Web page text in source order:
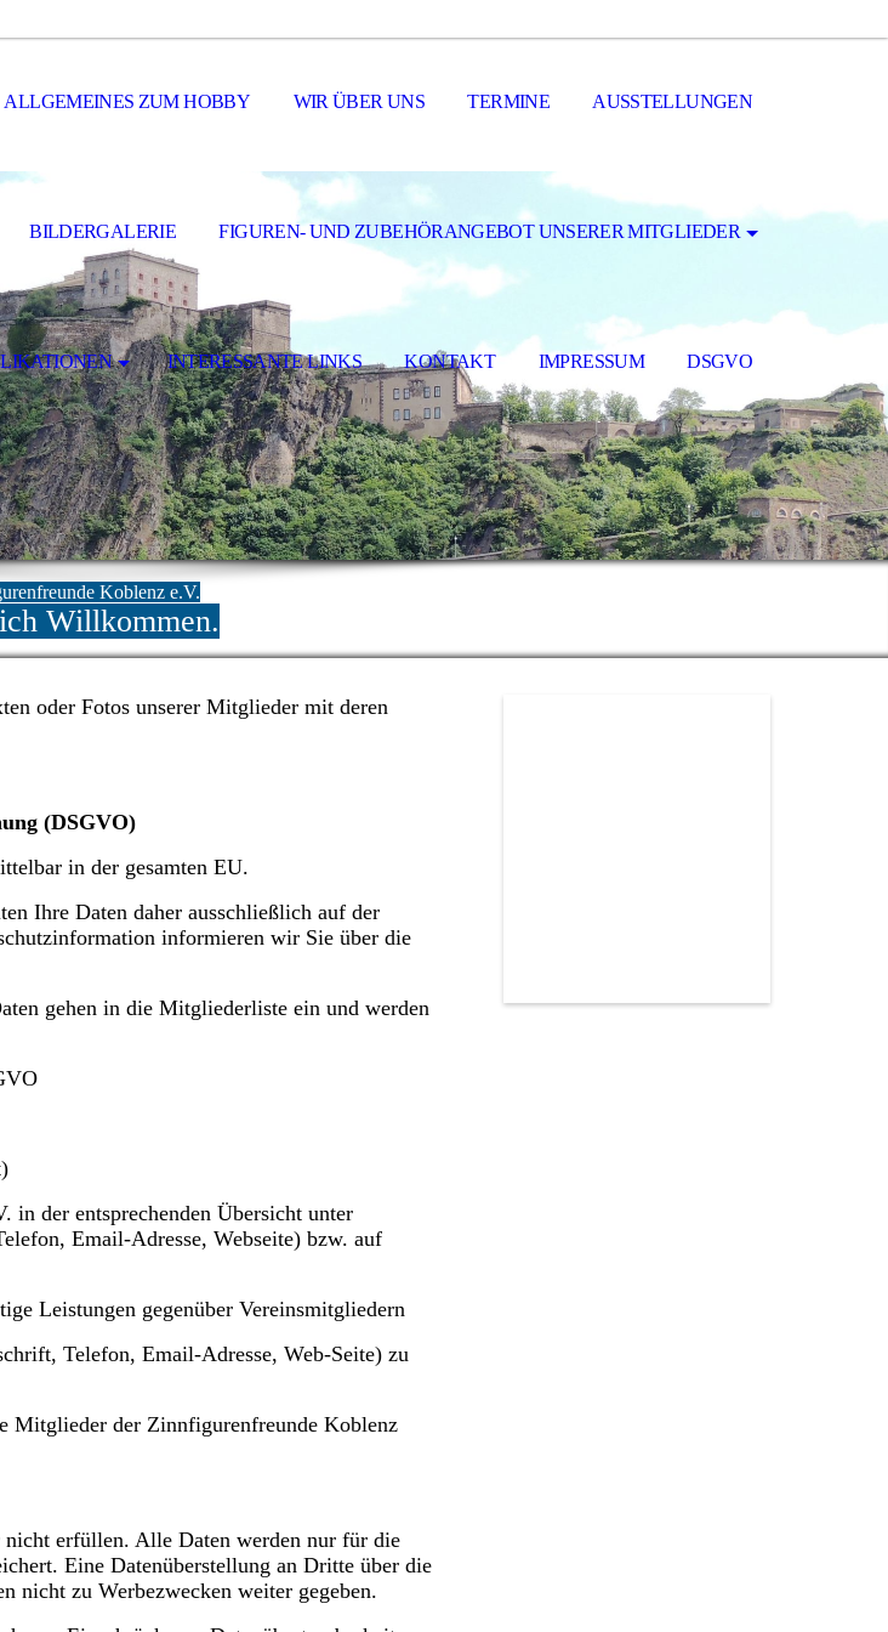
ALLGEMEINES ZUM HOBBY WIR ÜBER UNS TERMINE AUSSTELLUNGEN
BILDERGALERIE FIGUREN- UND ZUBEHÖRANGEBOT UNSERER MITGLIEDER
INTERESSANTE LINKS KONTAKT IMPRESSUM DSGVO
Koblenz e.V.
Willkommen.
oder Fotos unserer Mitglieder mit deren
(DSGVO)
in der gesamten EU.
Ihre Daten daher ausschließlich auf der
informieren wir Sie über die
gehen in die Mitgliederliste ein und werden
in der entsprechenden Übersicht unter
Email-Adresse, Webseite) bzw. auf
Leistungen gegenüber Vereinsmitgliedern
Telefon, Email-Adresse, Web-Seite) zu
Mitglieder der Zinnfigurenfreunde Koblenz
nicht erfüllen. Alle Daten werden nur für die
Eine Datenüberstellung an Dritte über die
nicht zu Werbezwecken weiter gegeben.